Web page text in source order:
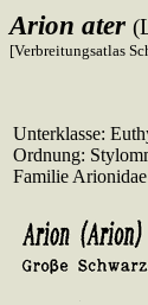
Arion ater
[Verbreitungsatlas
Unterklasse:
Ordnung:
Familie